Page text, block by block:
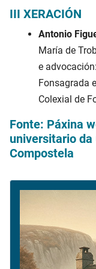
III XERACIÓN
Antonio
María de
e
Fonsagrada
Colexial de
Fonte: Páxina
universitario da
Compostela